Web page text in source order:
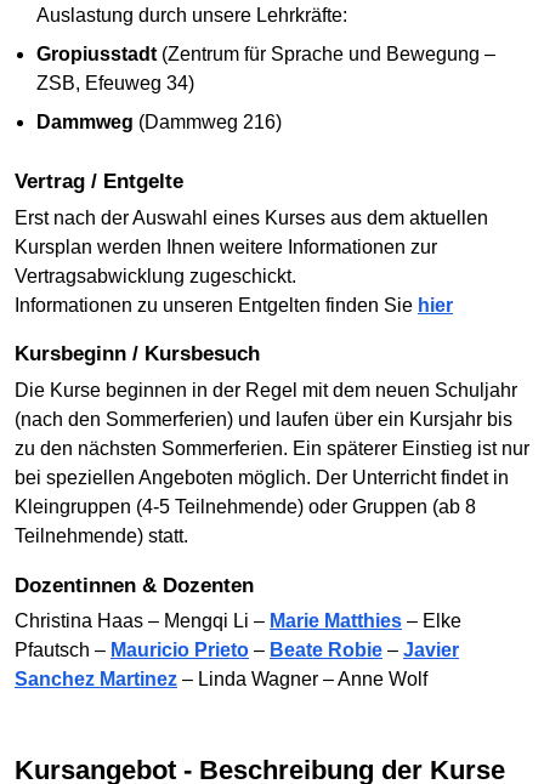
Auslastung durch unsere Lehrkräfte:
Gropiusstadt(Zentrum für Sprache und Bewegung –
ZSB, Efeuweg 34)
Dammweg (Dammweg 216)
Vertrag / Entgelte
Erst nach der Auswahl eines Kurses aus dem aktuellen
Kursplan werden Ihnen weitere Informationen zur
Vertragsabwicklung zugeschickt.
Informationen zu unseren Entgelten finden Sie hier
Kursbeginn / Kursbesuch
Die Kurse beginnen in der Regel mit dem neuen Schuljahr
(nach den Sommerferien) und laufen über ein Kursjahr bis
zu den nächsten Sommerferien. Ein späterer Einstieg ist nur
bei speziellen Angeboten möglich. Der Unterricht findet in
Kleingruppen (4-5 Teilnehmende) oder Gruppen (ab 8
Teilnehmende) statt.
Dozentinnen & Dozenten
Christina Haas – Mengqi Li – Marie Matthies – Elke
Pfautsch – Mauricio Prieto – Beate Robie – Javier
Sanchez Martinez – Linda Wagner – Anne Wolf
Kursangebot - Beschreibung der Kurse